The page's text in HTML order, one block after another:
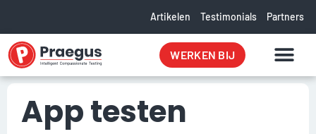
Artikelen Testimonials Partners
WERKEN BIJ
App testen